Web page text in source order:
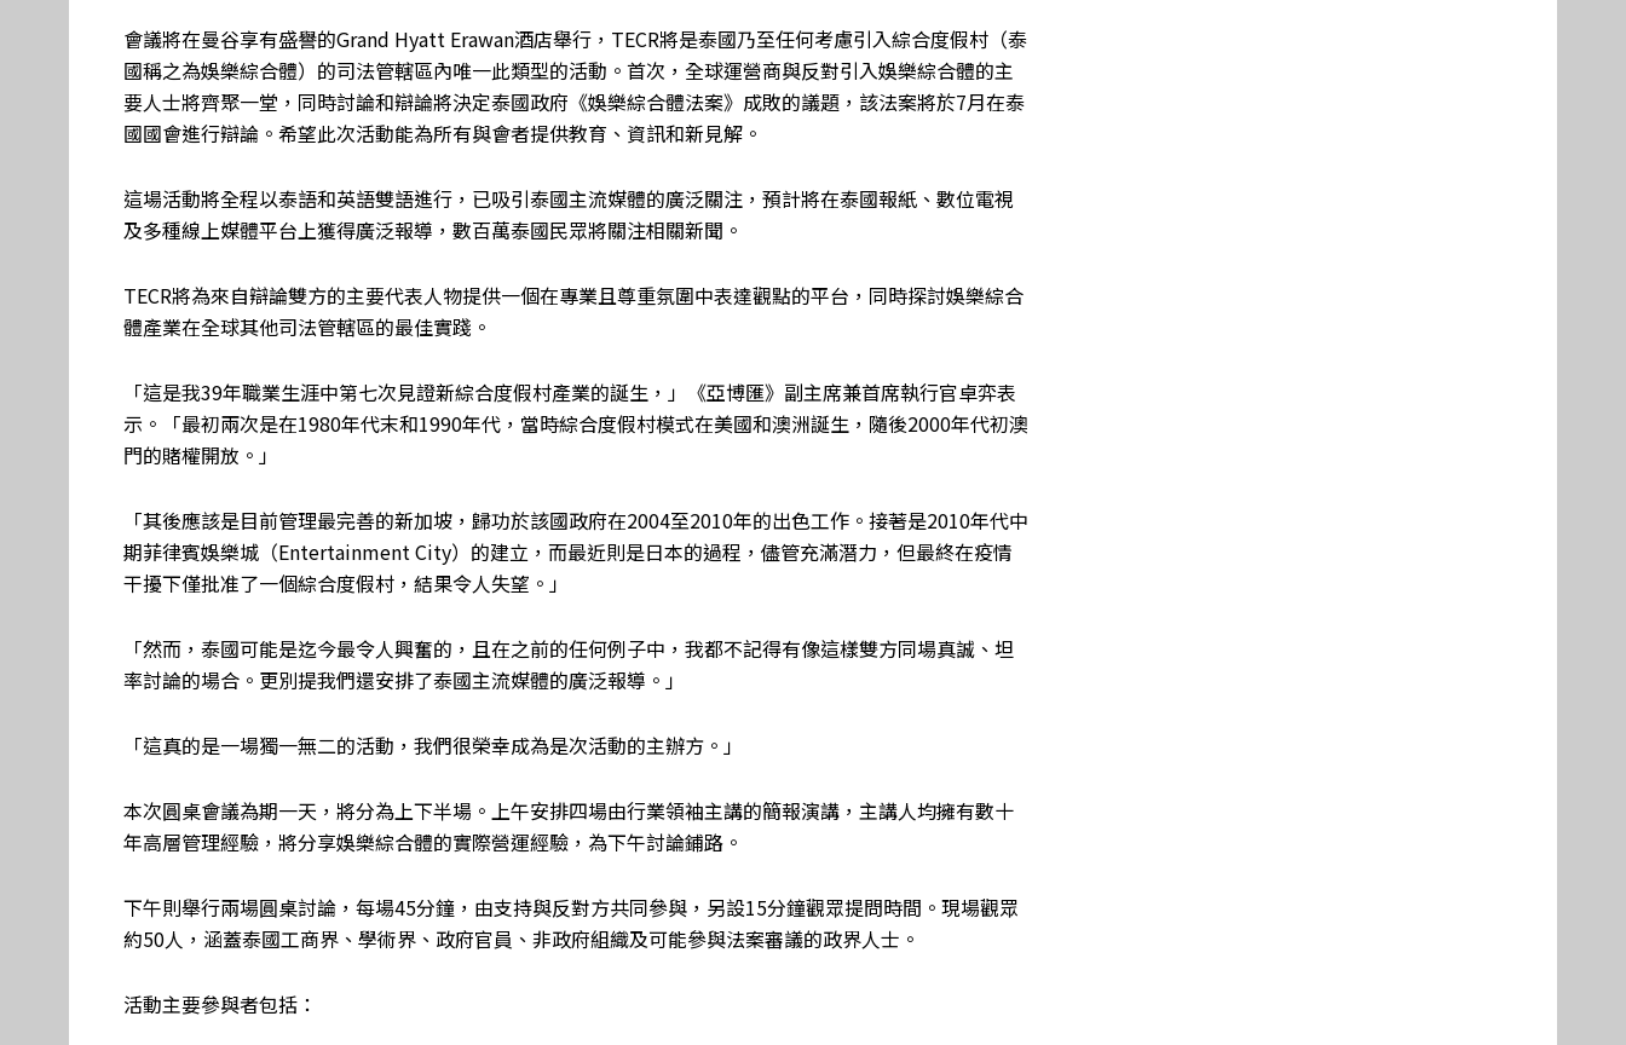
會議將在曼谷享有盛譽的Grand Hyatt Erawan酒店舉行，TECR將是泰國乃至任何考慮引入綜合度假村（泰
國稱之為娛樂綜合體）的司法管轄區內唯一此類型的活動。首次，全球運營商與反對引入娛樂綜合體的主
要人士將齊聚一堂，同時討論和辯論將決定泰國政府《娛樂綜合體法案》成敗的議題，該法案將於7月在泰
國國會進行辯論。希望此次活動能為所有與會者提供教育、資訊和新見解。
這場活動將全程以泰語和英語雙語進行，已吸引泰國主流媒體的廣泛關注，預計將在泰國報紙、數位電視
及多種線上媒體平台上獲得廣泛報導，數百萬泰國民眾將關注相關新聞。
TECR將為來自辯論雙方的主要代表人物提供一個在專業且尊重氛圍中表達觀點的平台，同時探討娛樂綜合
體產業在全球其他司法管轄區的最佳實踐。
「這是我39年職業生涯中第七次見證新綜合度假村產業的誕生，」《亞博匯》副主席兼首席執行官卓弈表
示。「最初兩次是在1980年代末和1990年代，當時綜合度假村模式在美國和澳洲誕生，隨後2000年代初澳
門的賭權開放。」
「其後應該是目前管理最完善的新加坡，歸功於該國政府在2004至2010年的出色工作。接著是2010年代中
期菲律賓娛樂城（Entertainment City）的建立，而最近則是日本的過程，儘管充滿潛力，但最終在疫情
干擾下僅批准了一個綜合度假村，結果令人失望。」
「然而，泰國可能是迄今最令人興奮的，且在之前的任何例子中，我都不記得有像這樣雙方同場真誠、坦
率討論的場合。更別提我們還安排了泰國主流媒體的廣泛報導。」
「這真的是一場獨一無二的活動，我們很榮幸成為是次活動的主辦方。」
本次圓桌會議為期一天，將分為上下半場。上午安排四場由行業領袖主講的簡報演講，主講人均擁有數十
年高層管理經驗，將分享娛樂綜合體的實際營運經驗，為下午討論鋪路。
下午則舉行兩場圓桌討論，每場45分鐘，由支持與反對方共同參與，另設15分鐘觀眾提問時間。現場觀眾
約50人，涵蓋泰國工商界、學術界、政府官員、非政府組織及可能參與法案審議的政界人士。
活動主要參與者包括：